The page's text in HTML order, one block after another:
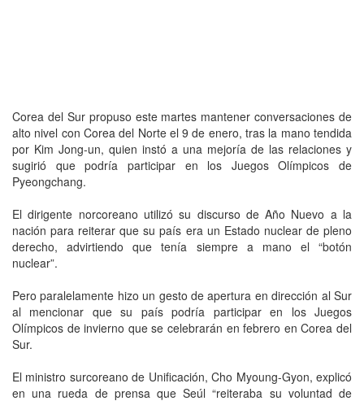
Corea del Sur propuso este martes mantener conversaciones de
alto nivel con Corea del Norte el 9 de enero, tras la mano tendida
por Kim Jong-un, quien instó a una mejoría de las relaciones y
sugirió que podría participar en los Juegos Olímpicos de
Pyeongchang.
El dirigente norcoreano utilizó su discurso de Año Nuevo a la
nación para reiterar que su país era un Estado nuclear de pleno
derecho, advirtiendo que tenía siempre a mano el “botón
nuclear”.
Pero paralelamente hizo un gesto de apertura en dirección al Sur
al mencionar que su país podría participar en los Juegos
Olímpicos de invierno que se celebrarán en febrero en Corea del
Sur.
El ministro surcoreano de Unificación, Cho Myoung-Gyon, explicó
en una rueda de prensa que Seúl “reiteraba su voluntad de